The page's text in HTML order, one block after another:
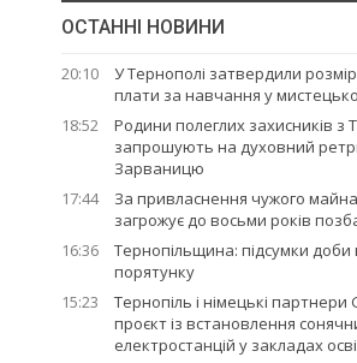
ОСТАННІ НОВИНИ
20:10
У Тернополі затвердили розмір
плати за навчання у
18:52
Родини полеглих захисників з
запрошують на духовний
Зарваницю
17:44
За привласнення чужого
загрожує до восьми років
16:36
Тернопільщина: підсумки доби
порятунку
15:23
Тернопіль і німецькі партнери
проєкт із встановлення
електростанцій у закладах